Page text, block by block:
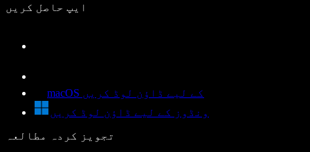
ایپ حاصل کریں
macOS کے لیے ڈاؤن لوڈ کریں
ونڈوز کے لیے ڈاؤن لوڈ کریں
تجویز کردہ مطالعہ